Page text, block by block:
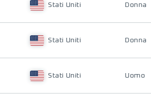
Stati Uniti Donna
Stati Uniti Donna
Stati Uniti Uomo